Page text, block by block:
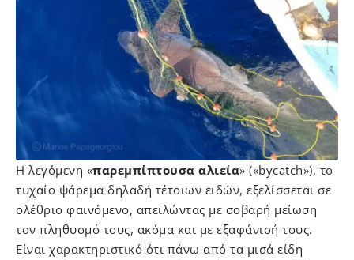
Η λεγόμενη «παρεμπίπτουσα αλιεία» («bycatch»), το
τυχαίο ψάρεμα δηλαδή τέτοιων ειδών, εξελίσσεται σε
ολέθριο φαινόμενο, απειλώντας με σοβαρή μείωση
τον πληθυσμό τους, ακόμα και με εξαφάνισή τους.
Είναι χαρακτηριστικό ότι πάνω από τα μισά είδη